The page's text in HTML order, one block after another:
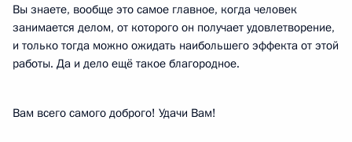
Вы знаете, вообще это самое главное, когда человек
занимается делом, от которого он получает удовлетворение,
и только тогда можно ожидать наибольшего эффекта от этой
работы. Да и дело ещё такое благородное.
Вам всего самого доброго! Удачи Вам!